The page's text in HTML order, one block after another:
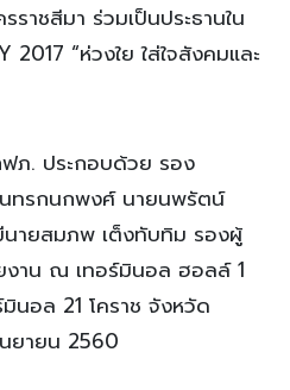
าชสีมา ร่วมเป็นประธานใน
2017 “ห่วงใย ใส่ใจสังคมและ
ภ. ประกอบด้วย รอง
ทรกนกพงศ์ นายนพรัตน์
ายสมภพ เต็งทับทิม รองผู้
งาน ณ เทอร์มินอล ฮอลล์ 1
นอล 21 โคราช จังหวัด
ยายน 2560